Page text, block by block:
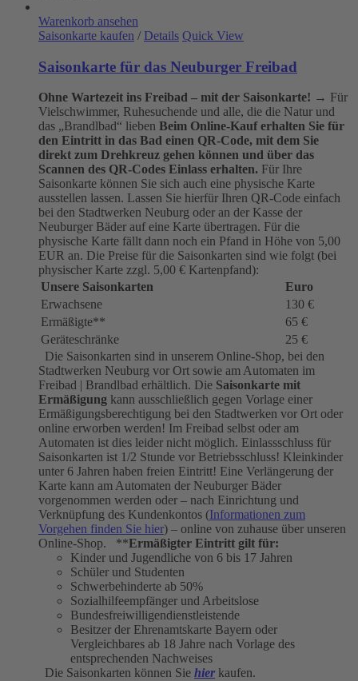
Warenkorb ansehen
Saisonkarte kaufen / Details Quick View
Saisonkarte für das Neuburger Freibad
Ohne Wartezeit ins Freibad – mit der Saisonkarte! → Für
Vielschwimmer, Ruhesuchende und alle, die die Natur und
das „Brandlbad“ lieben Beim Online-Kauf erhalten Sie für
den Eintritt in das Bad einen QR-Code, mit dem Sie
direkt zum Drehkreuz gehen können und über das
Scannen des QR-Codes Einlass erhalten. Für Ihre
Saisonkarte können Sie sich auch eine physische Karte
ausstellen lassen. Lassen Sie hierfür Ihren QR-Code einfach
bei den Stadtwerken Neuburg oder an der Kasse der
Neuburger Bäder auf eine Karte übertragen. Für die
physische Karte fällt dann noch ein Pfand in Höhe von 5,00
EUR an. Die Preise für die Saisonkarten sind wie folgt (bei
physischer Karte zzgl. 5,00 € Kartenpfand):
Unsere Saisonkarten
Euro
Erwachsene
130 €
Ermäßigte**
65 €
Geräteschränke
25 €
Die Saisonkarten sind in unserem Online-Shop, bei den
Stadtwerken Neuburg vor Ort sowie am Automaten im
Freibad | Brandlbad erhältlich. Die Saisonkarte mit
Ermäßigung kann ausschließlich gegen Vorlage einer
Ermäßigungsberechtigung bei den Stadtwerken vor Ort oder
online erworben werden! Im Freibad selbst oder am
Automaten ist dies leider nicht möglich. Einlassschluss für
Saisonkarten ist 1/2 Stunde vor Betriebsschluss! Kleinkinder
unter 6 Jahren haben freien Eintritt! Eine Verlängerung der
Karte kann am Automaten der Neuburger Bäder
vorgenommen werden oder – nach Einrichtung und
Verknüpfung des Kundenkontos (Informationen zum
Vorgehen finden Sie hier) – online von zuhause über unseren
Online-Shop. **Ermäßigter Eintritt gilt für:
Kinder und Jugendliche von 6 bis 17 Jahren
Schüler und Studenten
Schwerbehinderte ab 50%
Sozialhilfeempfänger und Arbeitslose
Bundesfreiwilligendienstleistende
Besitzer der Ehrenamtskarte Bayern oder
Vergleichbares ab 18 Jahre nach Vorlage des
entsprechenden Nachweises
Die Saisonkarten können Sie hier kaufen.